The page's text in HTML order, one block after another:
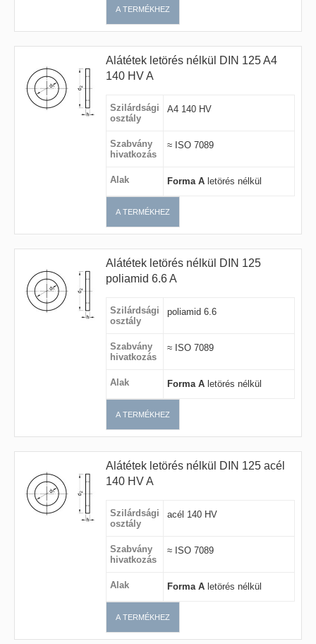
A TERMÉKHEZ
Alátétek letörés nélkül DIN 125 A4
140 HV A
Szilárdsági
osztály
A4 140 HV
Szabvány
hivatkozás
≈ ISO 7089
Alak Forma Aletörés nélkül
A TERMÉKHEZ
Alátétek letörés nélkül DIN 125
poliamid 6.6 A
Szilárdsági
osztály
poliamid 6.6
Szabvány
hivatkozás
≈ ISO 7089
Alak Forma Aletörés nélkül
A TERMÉKHEZ
Alátétek letörés nélkül DIN 125 acél
140 HV A
Szilárdsági
osztály
acél 140 HV
Szabvány
hivatkozás
≈ ISO 7089
Alak Forma Aletörés nélkül
A TERMÉKHEZ